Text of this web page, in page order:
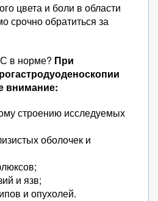
цвета и боли в области
срочно обратиться за
в норме? При
внимание:
строению исследуемых
оболочек и
и язв;
и опухолей.